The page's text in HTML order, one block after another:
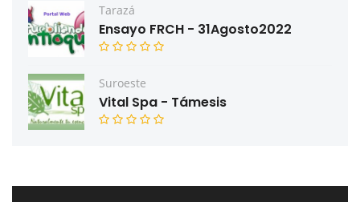
Tarazá
Ensayo FRCH - 31Agosto2022
Suroeste
Vital Spa - Támesis